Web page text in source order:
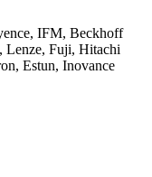
IFM, Beckhoff
Lenze, Fuji, Hitachi
Estun, Inovance